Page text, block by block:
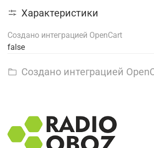
Характеристики
Создано интеграцией OpenCart
false
Создано интеграцией